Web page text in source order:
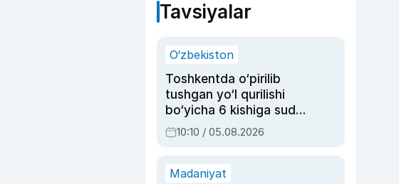
Tavsiyalar
O‘zbekiston
Toshkentda o‘pirilib
tushgan yo‘l qurilishi
bo‘yicha 6 kishiga sud
hukmi o‘qildi
10:10 / 05.08.2026
Madaniyat